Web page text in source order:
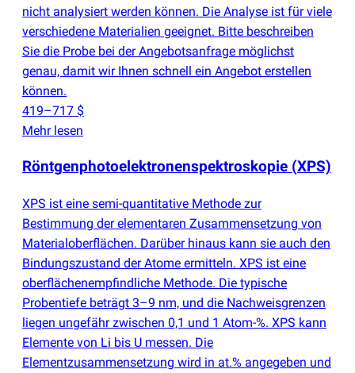
nicht analysiert werden können. Die Analyse ist für viele
verschiedene Materialien geeignet. Bitte beschreiben
Sie die Probe bei der Angebotsanfrage möglichst
genau, damit wir Ihnen schnell ein Angebot erstellen
können.
419–717 $
Mehr lesen
Röntgenphotoelektronenspektroskopie (XPS)
XPS ist eine semi-quantitative Methode zur
Bestimmung der elementaren Zusammensetzung von
Materialoberflächen. Darüber hinaus kann sie auch den
Bindungszustand der Atome ermitteln. XPS ist eine
oberflächenempfindliche Methode. Die typische
Probentiefe beträgt 3–9 nm, und die Nachweisgrenzen
liegen ungefähr zwischen 0,1 und 1 Atom-%. XPS kann
Elemente von Li bis U messen. Die
Elementzusammensetzung wird in at.% angegeben und